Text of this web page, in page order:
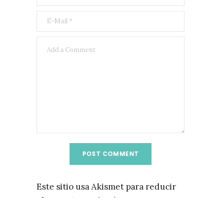
Este sitio usa Akismet para reducir